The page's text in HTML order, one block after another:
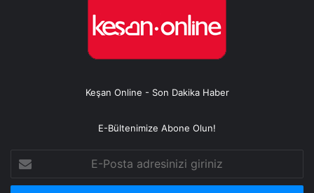
Keşan Online - Son Dakika Haber
E-Bültenimize Abone Olun!
E-
Posta
adresinizi